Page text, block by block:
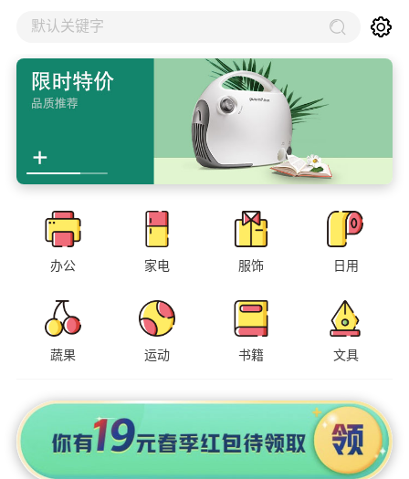
默认关键字
办公 家电 服饰 日用
蔬果 运动 书籍 文具